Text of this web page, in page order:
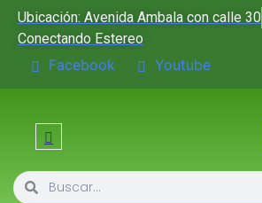
Ubicación: Avenida Ambala con calle 30
Conectando Estereo
Facebook Youtube